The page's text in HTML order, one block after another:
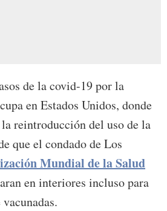
de la covid-19 por la
en Estados Unidos, donde
reintroducción del uso de la
que el condado de Los
Mundial de la Salud
en interiores incluso para